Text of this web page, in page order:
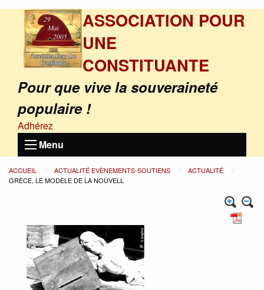
ASSOCIATION POUR
UNE
CONSTITUANTE
Pour que vive la souveraineté
populaire !
Adhérez
Menu
ACCUEIL ACTUALITÉ EVÈNEMENTS-SOUTIENS
ACTUALITÉ
GRÈCE, LE MODÈLE DE LA NOUVELL